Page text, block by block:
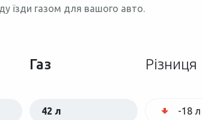
їзди газом для вашого авто.
Газ Різниця
42 л -18 л